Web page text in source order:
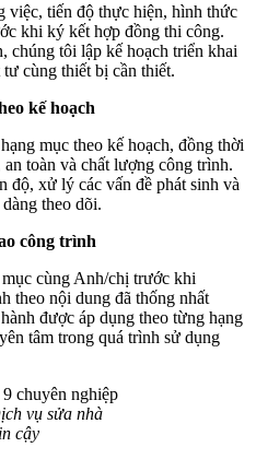
việc, tiến độ thực hiện, hình thức
khi ký kết hợp đồng thi công.
chúng tôi lập kế hoạch triển khai
cùng thiết bị cần thiết.
kế hoạch
mục theo kế hoạch, đồng thời
toàn và chất lượng công trình.
độ, xử lý các vấn đề phát sinh và
theo dõi.
công trình
cùng Anh/chị trước khi
theo nội dung đã thống nhất
được áp dụng theo từng hạng
tâm trong quá trình sử dụng
vụ sửa nhà
cậy